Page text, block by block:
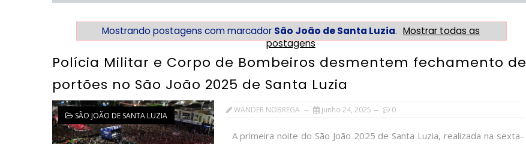
Mostrando postagens com marcador São João de Santa Luzia. Mostrar todas as
postagens
Polícia Militar e Corpo de Bombeiros desmentem fechamento de
portões no São João 2025 de Santa Luzia
SÃO JOÃO DE SANTA LUZIA
WANDER NOBREGA junho 24, 2025 0
A primeira noite do São João 2025 de Santa Luzia, realizada na sexta-